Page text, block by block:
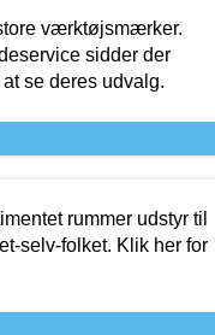
værktøjsmærker.
sidder der
se deres udvalg.
rummer udstyr til
selv-folket. Klik her for